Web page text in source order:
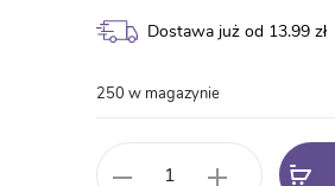
Dostawa już od 13.99 zł
250 w magazynie